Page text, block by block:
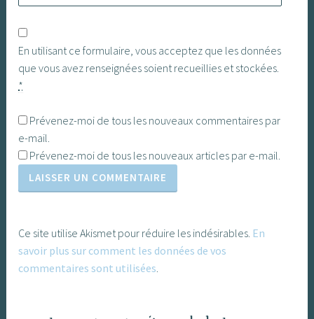
En utilisant ce formulaire, vous acceptez que les données
que vous avez renseignées soient recueillies et stockées.
*
Prévenez-moi de tous les nouveaux commentaires par
e-mail.
Prévenez-moi de tous les nouveaux articles par e-mail.
Ce site utilise Akismet pour réduire les indésirables. En
savoir plus sur comment les données de vos
commentaires sont utilisées